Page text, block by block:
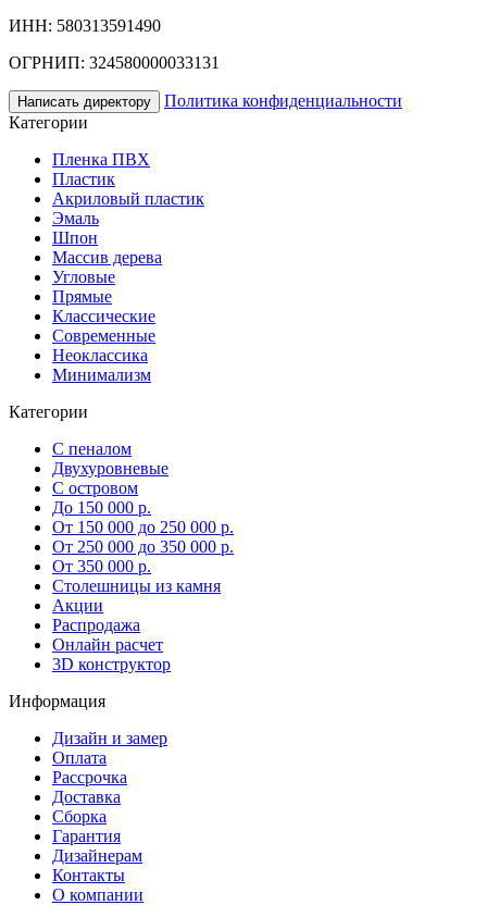
ИНН: 580313591490
ОГРНИП: 324580000033131
Написать директору
Политика конфиденциальности
Категории
Пленка ПВХ
Пластик
Акриловый пластик
Эмаль
Шпон
Массив дерева
Угловые
Прямые
Классические
Современные
Неоклассика
Минимализм
Категории
С пеналом
Двухуровневые
С островом
До 150 000 р.
От 150 000 до 250 000 р.
От 250 000 до 350 000 р.
От 350 000 р.
Столешницы из камня
Акции
Распродажа
Онлайн расчет
3D конструктор
Информация
Дизайн и замер
Оплата
Рассрочка
Доставка
Сборка
Гарантия
Дизайнерам
Контакты
О компании